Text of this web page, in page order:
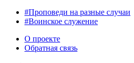
#Проповеди на разные случаи
#Воинское служение
О проекте
Обратная связь